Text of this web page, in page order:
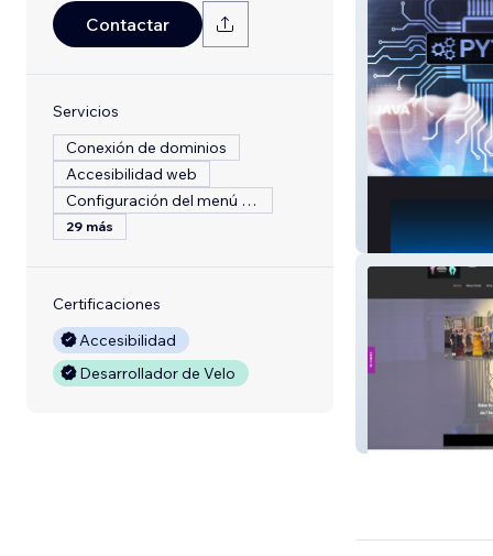
Contactar
Servicios
Conexión de dominios
Accesibilidad web
Configuración del menú del restaurante
29 más
Certificaciones
Accesibilidad
Desarrollador de Velo